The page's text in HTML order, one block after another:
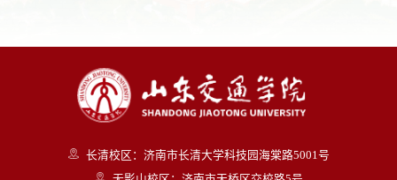
长清校区：济南市长清大学科技园海棠路5001号